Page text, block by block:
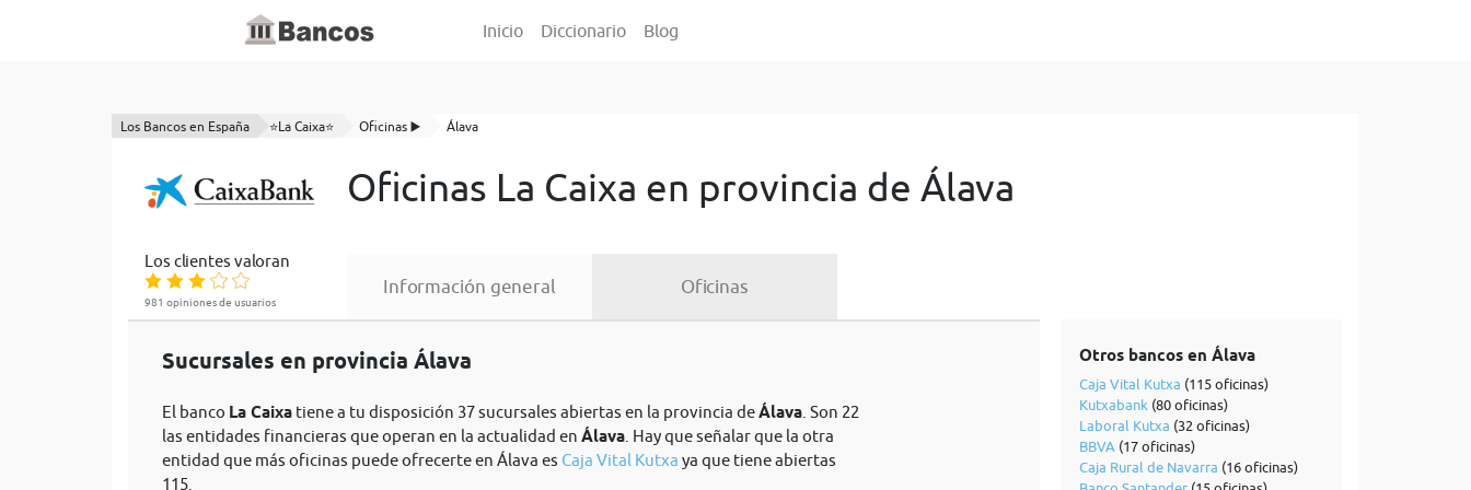
Inicio Diccionario Blog
Los Bancos en España ⭐La Caixa⭐ Oficinas ▶️ Álava
Oficinas La Caixa en provincia de Álava
Los clientes valoran
981 opiniones de usuarios
Información general Oficinas
Sucursales en provincia Álava
El banco La Caixa tiene a tu disposición 37 sucursales abiertas en la provincia deÁlava . Son 22
las entidades financieras que operan en la actualidad en Álava . Hay que señalar que la otra
entidad que más oficinas puede ofrecerte en Álava es Caja Vital Kutxa ya que tiene abiertas
115.
Otros bancos en Álava
Caja Vital Kutxa (115 oficinas)
Kutxabank (80 oficinas)
Laboral Kutxa (32 oficinas)
BBVA (17 oficinas)
Caja Rural de Navarra (16 oficinas)